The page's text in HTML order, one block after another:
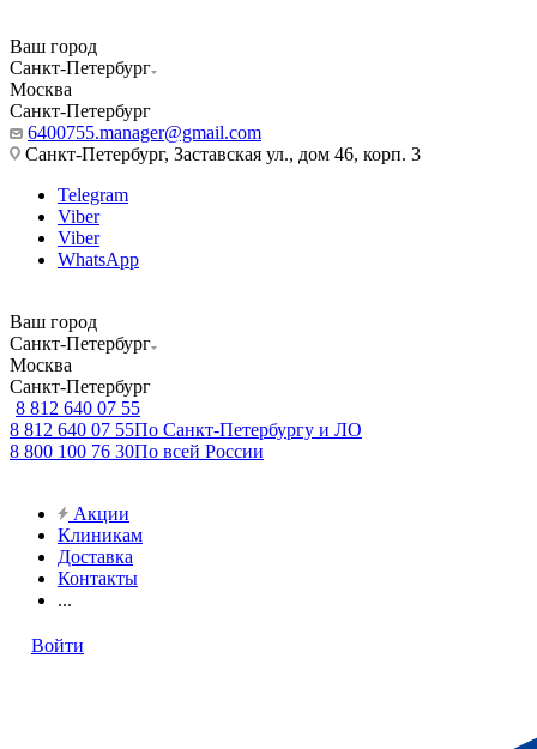
Ваш город
Санкт-Петербург
Москва
Санкт-Петербург
6400755.manager@gmail.com
Санкт-Петербург, Заставская ул., дом 46, корп. 3
Telegram
Viber
Viber
WhatsApp
Ваш город
Санкт-Петербург
Москва
Санкт-Петербург
8 812 640 07 55
8 812 640 07 55По Санкт-Петербургу и ЛО
8 800 100 76 30По всей России
Акции
Клиникам
Доставка
Контакты
...
Войти